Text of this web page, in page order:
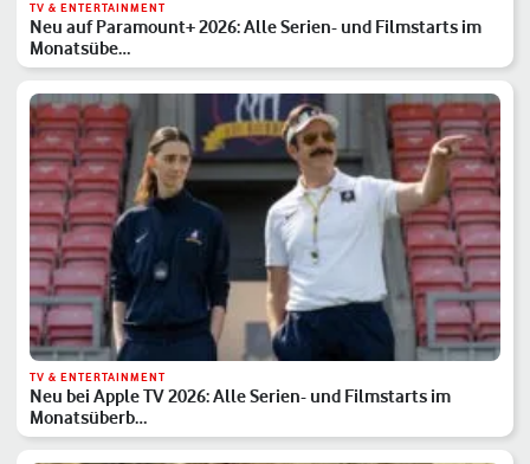
TV & ENTERTAINMENT
Neu auf Paramount+ 2026: Alle Serien- und Filmstarts im
Monatsübe…
TV & ENTERTAINMENT
Neu bei Apple TV 2026: Alle Serien- und Filmstarts im
Monatsüberb…